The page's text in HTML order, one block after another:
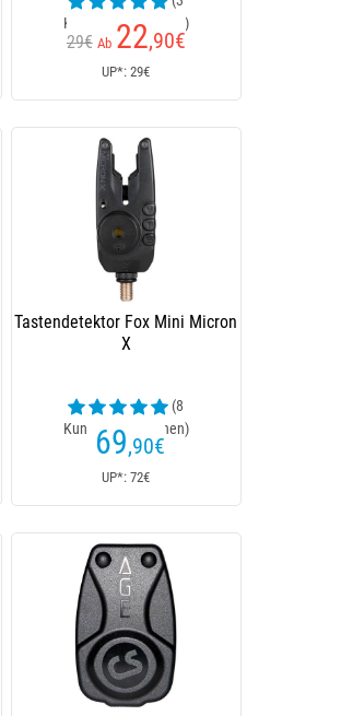
Kundenrezensionen)
29€ Ab 22,90€
UP*: 29€
Tastendetektor Fox Mini Micron
X
(8
Kundenrezensionen)
69,90€
UP*: 72€